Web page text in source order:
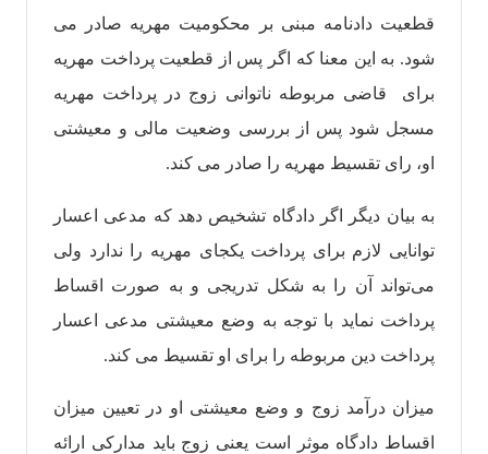
قطعیت دادنامه مبنی بر محکومیت مهریه صادر می
شود. به این معنا که اگر پس از قطعیت پرداخت مهریه
برای قاضی مربوطه ناتوانی زوج در پرداخت مهریه
مسجل شود پس از بررسی وضعیت مالی و معیشتی
او، رای تقسیط مهریه را صادر می کند.
به بیان دیگر اگر دادگاه تشخیص دهد که مدعی اعسار
توانایی لازم برای پرداخت یکجای مهریه را ندارد ولی
می‌تواند آن را به شکل تدریجی و به صورت اقساط
پرداخت نماید با توجه به وضع معیشتی مدعی اعسار
پرداخت دین مربوطه را برای او تقسیط می کند.
میزان درآمد زوج و وضع معیشتی او در تعیین میزان
اقساط دادگاه موثر است یعنی زوج باید مدارکی ارائه